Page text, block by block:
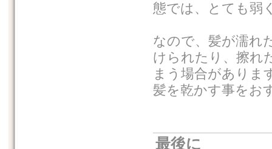
態では、とても弱
なので、髪が濡れ
けられたり、擦れ
まう場合がありま
髪を乾かす事をお
最後に